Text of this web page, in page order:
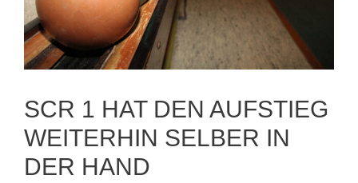
SCR 1 HAT DEN AUFSTIEG
WEITERHIN SELBER IN
DER HAND